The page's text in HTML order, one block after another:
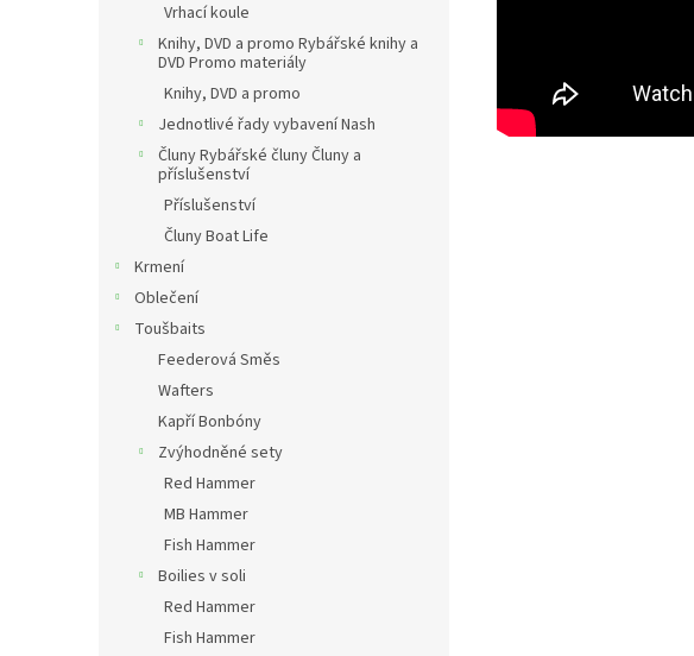
Vrhací koule
Knihy, DVD a promo Rybářské knihy a
DVD Promo materiály
Knihy, DVD a promo
Jednotlivé řady vybavení Nash
Čluny Rybářské čluny Čluny a
příslušenství
Příslušenství
Čluny Boat Life
Krmení
Oblečení
Toušbaits
Feederová Směs
Wafters
Kapří Bonbóny
Zvýhodněné sety
Red Hammer
MB Hammer
Fish Hammer
Boilies v soli
Red Hammer
Fish Hammer